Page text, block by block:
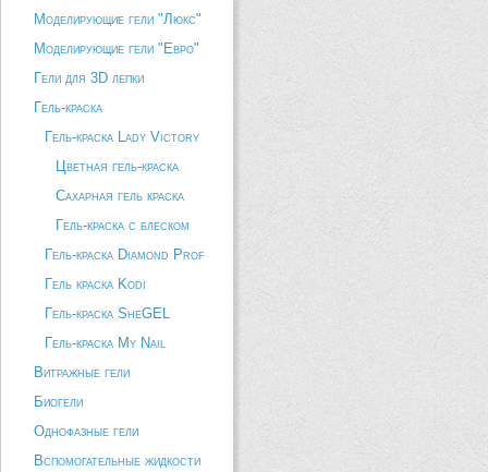
Моделирующие гели "Люкс"
Моделирующие гели "Евро"
Гели для 3D лепки
Гель-краска
Гель-краска Lady Victory
Цветная гель-краска
Сахарная гель краска
Гель-краска с блеском
Гель-краска Diamond Prof
Гель краска Kodi
Гель-краска SheGEL
Гель-краска My Nail
Витражные гели
Биогели
Однофазные гели
Вспомогательные жидкости